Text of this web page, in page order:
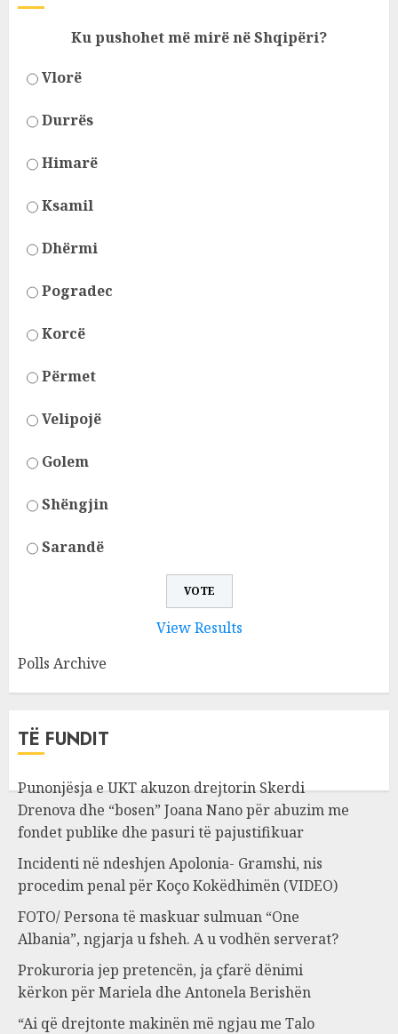
Ku pushohet më mirë në Shqipëri?
Vlorë
Durrës
Himarë
Ksamil
Dhërmi
Pogradec
Korcë
Përmet
Velipojë
Golem
Shëngjin
Sarandë
View Results
Polls Archive
TË FUNDIT
Punonjësja e UKT akuzon drejtorin Skerdi
Drenova dhe “bosen” Joana Nano për abuzim me
fondet publike dhe pasuri të pajustifikuar
Incidenti në ndeshjen Apolonia- Gramshi, nis
procedim penal për Koço Kokëdhimën (VIDEO)
FOTO/ Persona të maskuar sulmuan “One
Albania”, ngjarja u fsheh. A u vodhën serverat?
Prokuroria jep pretencën, ja çfarë dënimi
kërkon për Mariela dhe Antonela Berishën
“Ai që drejtonte makinën më ngjau me Talo